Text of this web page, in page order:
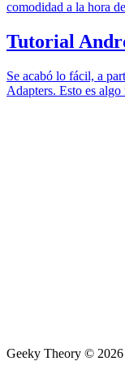
comodidad a la hora
Tutorial
Se acabó lo fácil, a
Adapters. Esto es
Geeky Theory © 2026